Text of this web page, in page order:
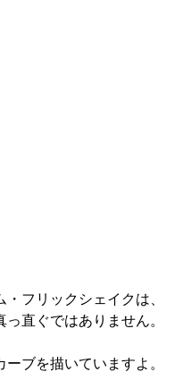
フリックシェイクは、
直ぐではありません。
ブを描いていますよ。